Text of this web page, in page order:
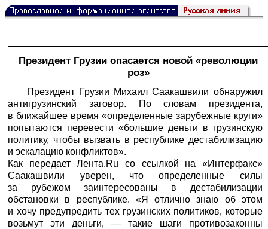
Президент Грузии опасается новой «революции
роз»
Президент Грузии Михаил Саакашвили обнаружил
антигрузинский заговор. По словам президента,
в ближайшее время «определенные зарубежные круги»
попытаются перевести «большие деньги в грузинскую
политику, чтобы вызвать в республике дестабилизацию
и эскалацию конфликтов».
Как передаетЛента.Ru со ссылкой на «Интерфакс»
Саакашвили уверен, что определенные силы
за рубежом заинтересованы в дестабилизации
обстановки в республике. «Я отлично знаю об этом
и хочу предупредить тех грузинских политиков, которые
возьмут эти деньги, — такие шаги противозаконны